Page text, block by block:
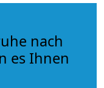
nach
es Ihnen